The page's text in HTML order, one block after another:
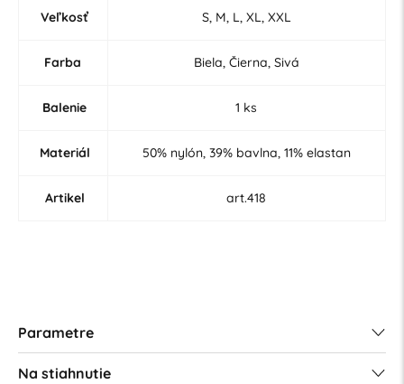
Veľkosť S, M, L, XL, XXL
Farba Biela, Čierna, Sivá
Balenie 1 ks
Materiál 50% nylón, 39% bavlna, 11% elastan
Artikel art.418
Parametre
Na stiahnutie